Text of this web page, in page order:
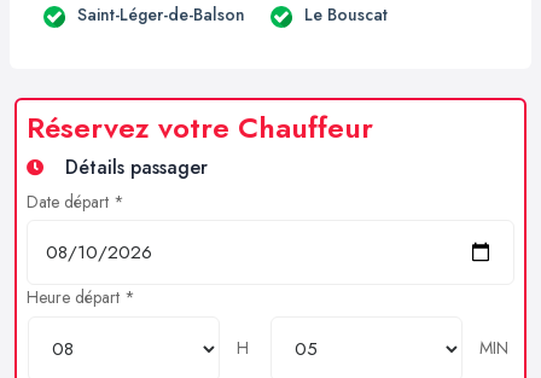
Saint-Léger-de-Balson Le Bouscat
Réservez votre Chauffeur
Détails passager
Date départ *
Heure départ *
H
MIN